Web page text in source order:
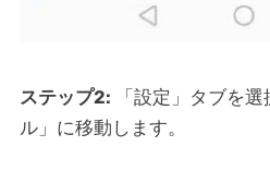
ステップ2:
「設定」タブを
ル」に移動します。